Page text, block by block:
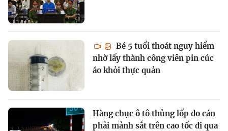
Bé 5 tuổi thoát nguy hiểm
nhờ lấy thành công viên pin cúc
áo khỏi thực quản
Hàng chục ô tô thủng lốp do cán
phải mảnh sắt trên cao tốc đi qua